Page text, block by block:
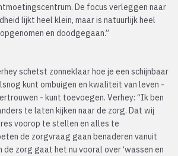
De focus verleggen naar
lijkt heel klein, maar is natuurlijk heel
en doodgegaan.”
schetst zonneklaar hoe je een schijnbaar
kunt ombuigen en kwaliteit van leven -
- kunt toevoegen. Verhey: “Ik ben
te laten kijken naar de zorg. Dat wij
voorop te stellen en alles te
de zorgvraag gaan benaderen vanuit
zorg gaat het nu vooral over ‘wassen en